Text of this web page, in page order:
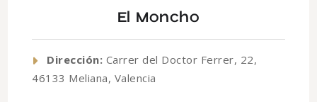
El Moncho
Dirección: Carrer del Doctor Ferrer, 22,
46133 Meliana, Valencia